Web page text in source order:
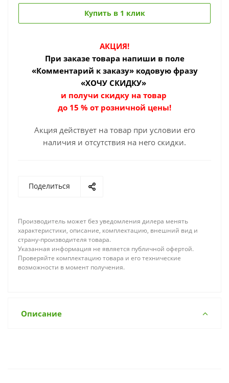
Купить в 1 клик
АКЦИЯ!
При заказе товара напиши в поле
«Комментарий к заказу» кодовую фразу
«ХОЧУ СКИДКУ»
и получи скидку на товар
до 15 % от розничной цены!
Акция действует на товар при условии его
наличия и отсутствия на него скидки.
Поделиться
Производитель может без уведомления дилера менять
характеристики, описание, комплектацию, внешний вид и
страну-производителя товара.
Указанная информация не является публичной офертой.
Проверяйте комплектацию товара и его технические
возможности в момент получения.
Описание